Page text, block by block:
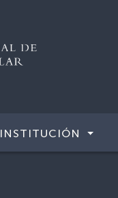
INSTITUCIÓN